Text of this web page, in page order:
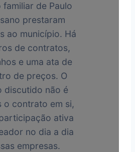
familiar de Paulo
prestaram
ao município. Há
de contratos,
e uma ata de
de preços. O
discutido não é
o contrato em si,
ativa
no dia a dia
empresas.